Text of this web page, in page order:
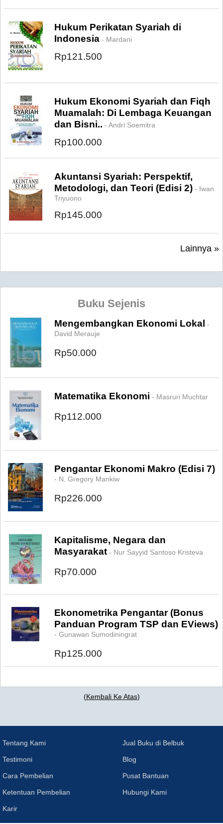
Hukum Perikatan Syariah di
Indonesia - Mardani
Rp121.500
Hukum Ekonomi Syariah dan Fiqh
Muamalah: Di Lembaga Keuangan
dan Bisni.. - Andri Soemitra
Rp100.000
Akuntansi Syariah: Perspektif,
Metodologi, dan Teori (Edisi 2) - Iwan
Triyuono
Rp145.000
Lainnya »
Buku Sejenis
Mengembangkan Ekonomi Lokal -
David Merauje
Rp50.000
Matematika Ekonomi - Masruri Muchtar
Rp112.000
Pengantar Ekonomi Makro (Edisi 7)
- N. Gregory Mankiw
Rp226.000
Kapitalisme, Negara dan
Masyarakat - Nur Sayyid Santoso Kristeva
Rp70.000
Ekonometrika Pengantar (Bonus
Panduan Program TSP dan EViews)
- Gunawan Sumodiningrat
Rp125.000
(Kembali Ke Atas)
Tentang Kami
Testimoni
Cara Pembelian
Ketentuan Pembelian
Karir
Jual Buku di Belbuk
Blog
Pusat Bantuan
Hubungi Kami